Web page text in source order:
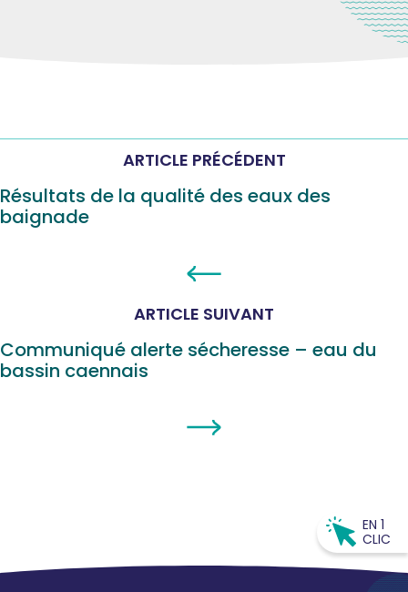
ARTICLE PRÉCÉDENT
Résultats de la qualité des eaux des
baignade
ARTICLE SUIVANT
Communiqué alerte sécheresse – eau du
bassin caennais
EN 1
CLIC